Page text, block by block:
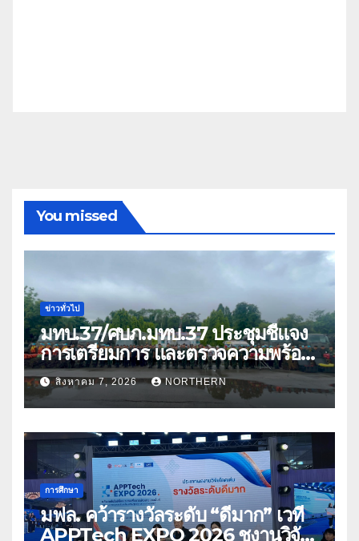
You missed
ข่าวทั่วไป
มทบ.37/ศบภ.มทบ.37 ประชุมชี้แจง
การเตรียมการ และตรวจความพร้อม
ด้านการบรรเทาสาธารณภัย
สิงหาคม 7, 2026 NORTHERN
การศึกษา
มฟล. คว้ารางวัลระดับ “ดีมาก” เวที
APPTech EXPO 2026 ชูงานวิจัย